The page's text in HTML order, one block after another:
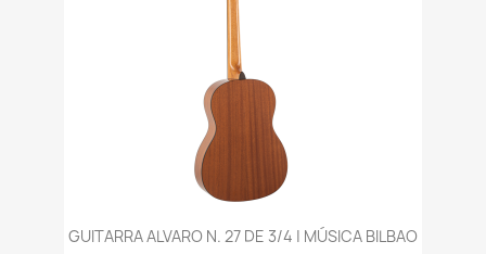
GUITARRA ALVARO N. 27 DE 3/4 | MÚSICA BILBAO